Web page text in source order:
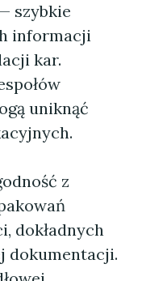
szybkie
informacji
kar.
uniknąć
z
dokładnych
dokumentacji.